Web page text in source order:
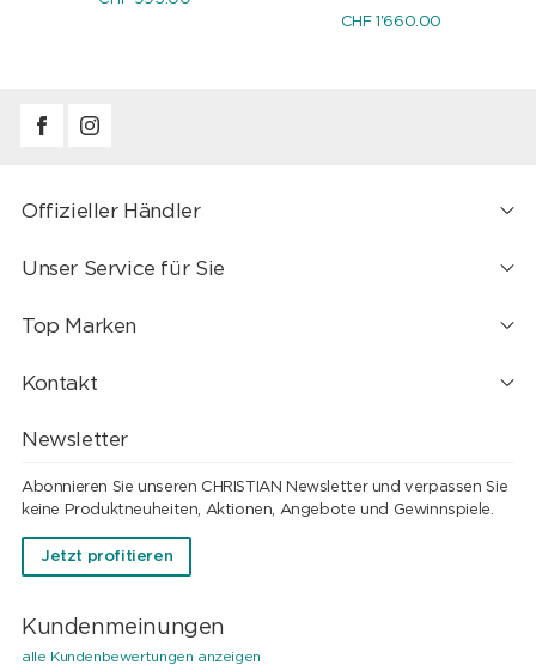
CHF 1'660.00
Offizieller Händler
Unser Service für Sie
Top Marken
Kontakt
Newsletter
Abonnieren Sie unseren CHRISTIAN Newsletter und verpassen Sie
keine Produktneuheiten, Aktionen, Angebote und Gewinnspiele.
Jetzt profitieren
Kundenmeinungen
alle Kundenbewertungen anzeigen